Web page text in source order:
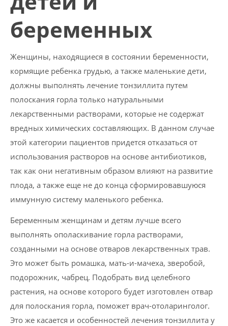
беременных
Женщины, находящиеся в состоянии беременности,
кормящие ребенка грудью, а также маленькие дети,
должны выполнять лечение тонзиллита путем
полоскания горла только натуральными
лекарственными растворами, которые не содержат
вредных химических составляющих. В данном случае
этой категории пациентов придется отказаться от
использования растворов на основе антибиотиков,
так как они негативным образом влияют на развитие
плода, а также еще не до конца сформировавшуюся
иммунную систему маленького ребенка.
Беременным женщинам и детям лучше всего
выполнять ополаскивание горла растворами,
созданными на основе отваров лекарственных трав.
Это может быть ромашка, мать-и-мачеха, зверобой,
подорожник, чабрец. Подобрать вид целебного
растения, на основе которого будет изготовлен отвар
для полоскания горла, поможет врач-отоларинголог.
Это же касается и особенностей лечения тонзиллита у